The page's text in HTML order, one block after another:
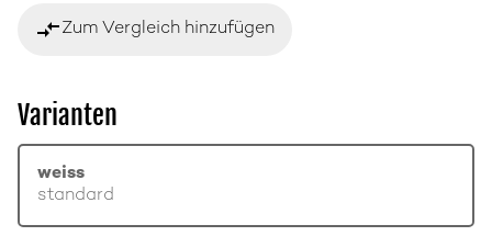
compare_arrowsZum Vergleich hinzufügen
Varianten
weiss
standard